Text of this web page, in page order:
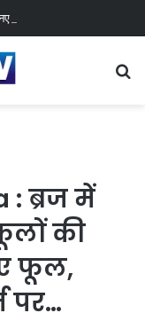
: ब्रज में
की
फूल,
पर…